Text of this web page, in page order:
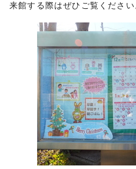
来館する際はぜひご覧ください